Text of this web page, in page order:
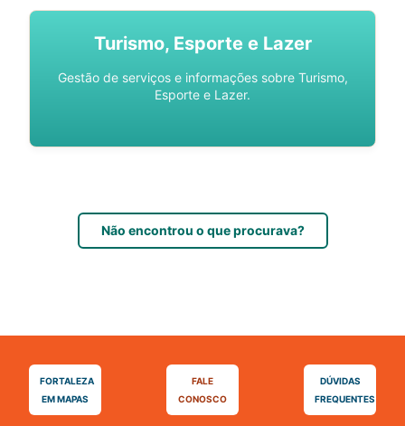
Turismo, Esporte e Lazer
Gestão de serviços e informações sobre Turismo,
Esporte e Lazer.
Não encontrou o que procurava?
FORTALEZA
EM MAPAS
FALE
CONOSCO
DÚVIDAS
FREQUENTES